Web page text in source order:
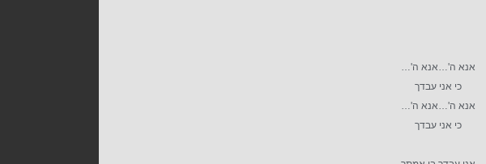
אנא ה'…אנא ה'…
כי אני עבדך
אנא ה'…אנא ה'…
כי אני עבדך